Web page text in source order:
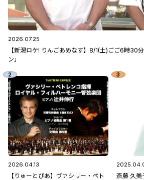
2026.07.25
【新潟ロケ! りんごあめなす】8/1(土)ごご6時30
ン」
2026.04.13
【りゅーとぴあ】ヴァシリー・ペト
斎藤 久美